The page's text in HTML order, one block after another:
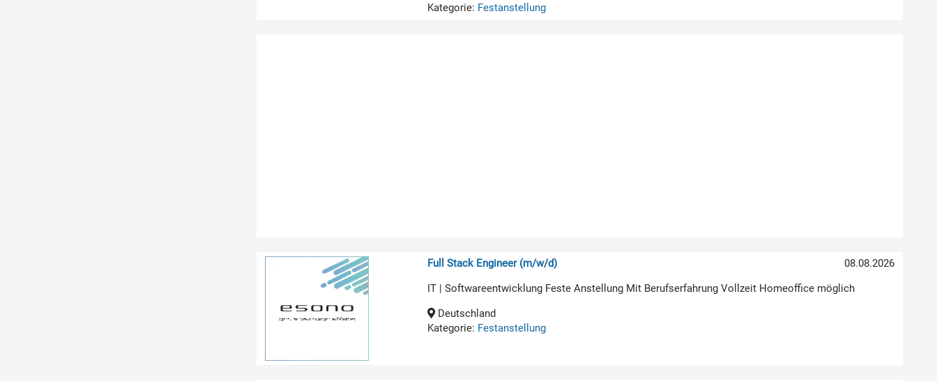
Kategorie: Festanstellung
08.08.2026
Full Stack Engineer (m/w/d)
IT | Softwareentwicklung Feste Anstellung Mit Berufserfahrung Vollzeit Homeoffice möglich
Deutschland
Kategorie: Festanstellung